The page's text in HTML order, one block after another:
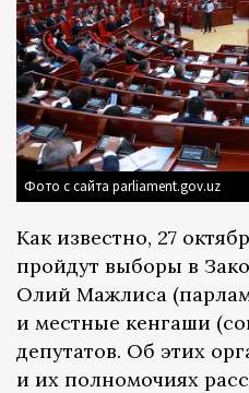
Фото с сайта parliament.gov.uz
Как известно, 27
пройдут выборы в
Олий Мажлиса
и местные кенгаши
депутатов. Об этих
и их полномочиях